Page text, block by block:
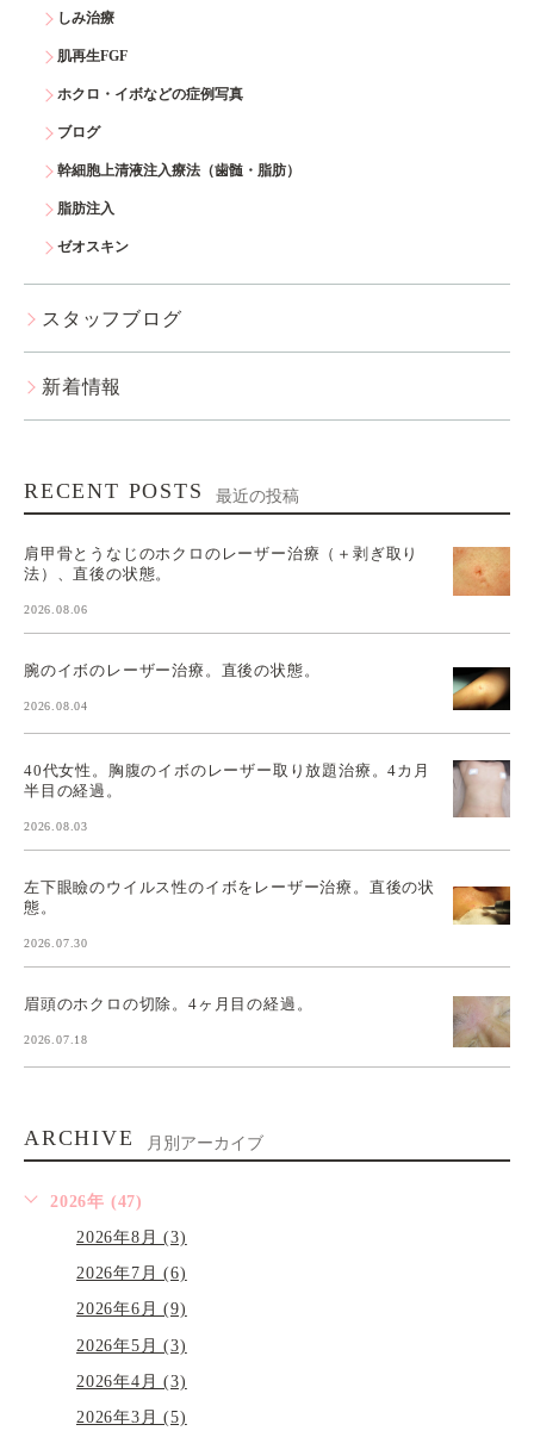
しみ治療
肌再生FGF
ホクロ・イボなどの症例写真
ブログ
幹細胞上清液注入療法（歯髄・脂肪）
脂肪注入
ゼオスキン
スタッフブログ
新着情報
RECENT POSTS 最近の投稿
肩甲骨とうなじのホクロのレーザー治療（＋剥ぎ取り
法）、直後の状態。
2026.08.06
腕のイボのレーザー治療。直後の状態。
2026.08.04
40代女性。胸腹のイボのレーザー取り放題治療。4カ月
半目の経過。
2026.08.03
左下眼瞼のウイルス性のイボをレーザー治療。直後の状
態。
2026.07.30
眉頭のホクロの切除。4ヶ月目の経過。
2026.07.18
ARCHIVE 月別アーカイブ
2026年 (47)
2026年8月 (3)
2026年7月 (6)
2026年6月 (9)
2026年5月 (3)
2026年4月 (3)
2026年3月 (5)